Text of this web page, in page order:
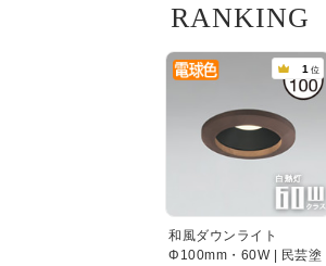
RANKING
1 位
和風ダウンライト
Φ100mm・60W | 民芸塗